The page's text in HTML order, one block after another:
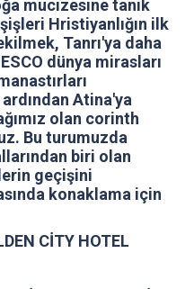
mucizesine tanık
Hristiyanlığın ilk
Tanrı'ya daha
dünya mirasları
Atina'ya
olan corinth
Bu turumuzda
biri olan
geçişini
konaklama için
CİTY HOTEL